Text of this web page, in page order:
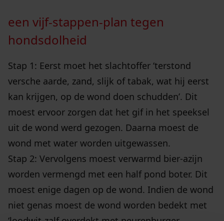
een vijf-stappen-plan tegen
hondsdolheid
Stap 1: Eerst moet het slachtoffer ‘terstond
versche aarde, zand, slijk of tabak, wat hij eerst
kan krijgen, op de wond doen schudden’. Dit
moest ervoor zorgen dat het gif in het speeksel
uit de wond werd gezogen. Daarna moest de
wond met water worden uitgewassen.
Stap 2: Vervolgens moest verwarmd bier-azijn
worden vermengd met een half pond boter. Dit
moest enige dagen op de wond. Indien de wond
niet genas moest de wond worden bedekt met